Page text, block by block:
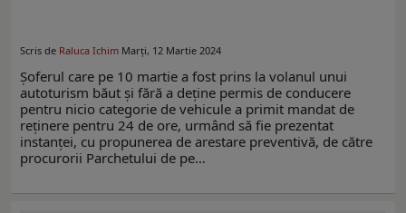
Scris de Raluca Ichim Marți, 12 Martie 2024
Șoferul care pe 10 martie a fost prins la volanul unui
autoturism băut și fără a deține permis de conducere
pentru nicio categorie de vehicule a primit mandat de
reținere pentru 24 de ore, urmând să fie prezentat
instanței, cu propunerea de arestare preventivă, de către
procurorii Parchetului de pe…